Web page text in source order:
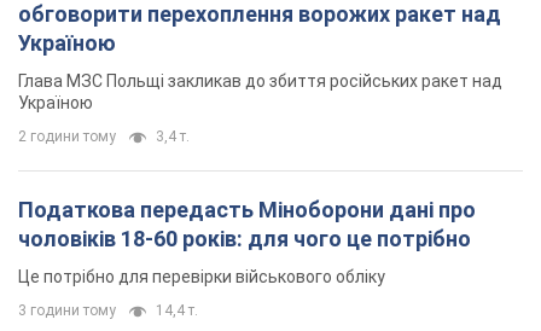
обговорити перехоплення ворожих ракет над
Україною
Глава МЗС Польщі закликав до збиття російських ракет над
Україною
2 години тому 3,4 т.
Податкова передасть Міноборони дані про
чоловіків 18-60 років: для чого це потрібно
Це потрібно для перевірки військового обліку
3 години тому 14,4 т.